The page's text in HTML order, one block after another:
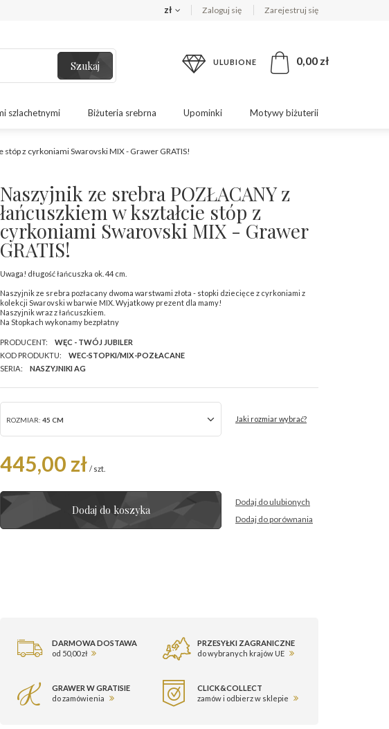
zł Zaloguj się Zarejestruj się
Szukaj ULUBIONE 0,00 zł
szlachetnymi Biżuteria srebrna Upominki Motywy biżuterii
z cyrkoniami Swarovski MIX - Grawer GRATIS!
Naszyjnik ze srebra POZŁACANY z
łańcuszkiem w kształcie stóp z
cyrkoniami Swarovski MIX - Grawer
GRATIS!
Uwaga! długość łańcuszka ok. 44 cm.
Naszyjnik ze srebra pozłacany dwoma warstwami złota - stopki dziecięce z cyrkoniami z
kolekcji Swarovski w barwie MIX. Wyjatkowy prezent dla mamy!
Naszyjnik wraz z łańcuszkiem.
Na Stopkach wykonamy bezpłatny
PRODUCENT:
WĘC - TWÓJ JUBILER
KOD PRODUKTU:
WEC-STOPKI/MIX-POZŁACANE
SERIA:
NASZYJNIKI AG
ROZMIAR: 45 CM Jaki rozmiar wybrać?
445,00 zł / szt.
Dodaj do koszyka
Dodaj do ulubionych
Dodaj do porównania
DARMOWA DOSTAWA
od 50,00 zł
PRZESYŁKI ZAGRANICZNE
do wybranych krajów UE
GRAWER W GRATISIE
do zamówienia
CLICK&COLLECT
zamów i odbierz w sklepie